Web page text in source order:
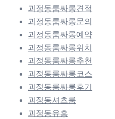
괴정동룸싸롱견적
괴정동룸싸롱문의
괴정동룸싸롱예약
괴정동룸싸롱위치
괴정동룸싸롱추천
괴정동룸싸롱코스
괴정동룸싸롱후기
괴정동셔츠룸
괴정동유흥